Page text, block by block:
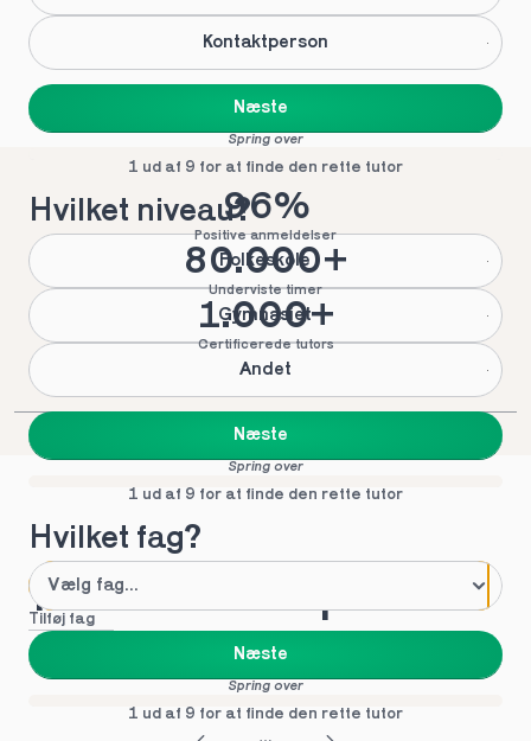
Kontaktperson
Næste
Spring over
1 ud af 9 for at finde den rette tutor
Hvilket niveau?
Folkeskole
Gymnasiet
Andet
Næste
Spring over
1 ud af 9 for at finde den rette tutor
Hvilket fag?
Tilføj fag
Næste
Spring over
1 ud af 9 for at finde den rette tutor
96%
Positive anmeldelser
80.000+
Underviste timer
1.000+
Certificerede tutors
Mød vores top tutors
i kgs.lyngby